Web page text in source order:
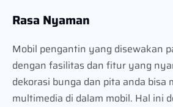
Rasa Nyaman
Mobil pengantin yang disewakan
dengan fasilitas dan fitur yang
dekorasi bunga dan pita anda bisa
multimedia di dalam mobil. Hal ini